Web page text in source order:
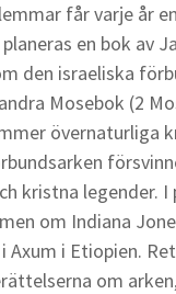
får varje år
en bok av
den israeliska
Mosebok (2
övernaturliga
kristna legender.
om Indiana
i Etiopien.
om